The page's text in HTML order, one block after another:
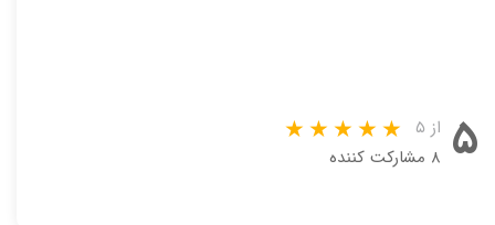
۵ از ۵
۸ مشارکت کننده